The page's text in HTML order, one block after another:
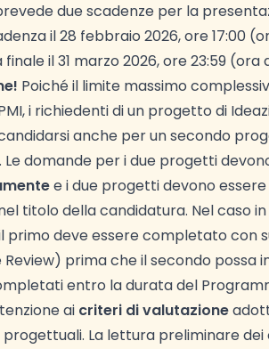
due scadenze per la
il 28 febbraio 2026, ore 17:00
finale il 31 marzo 2026, ore 23:59 (ora
Poiché il limite massimo
i richiedenti di un progetto di
anche per un secondo
domande per i due progetti
e i due progetti devono
titolo della candidatura. Nel caso
primo deve essere completato con
Review) prima che il secondo possa
entro la durata del
ai criteri di valutazione
La lettura preliminare